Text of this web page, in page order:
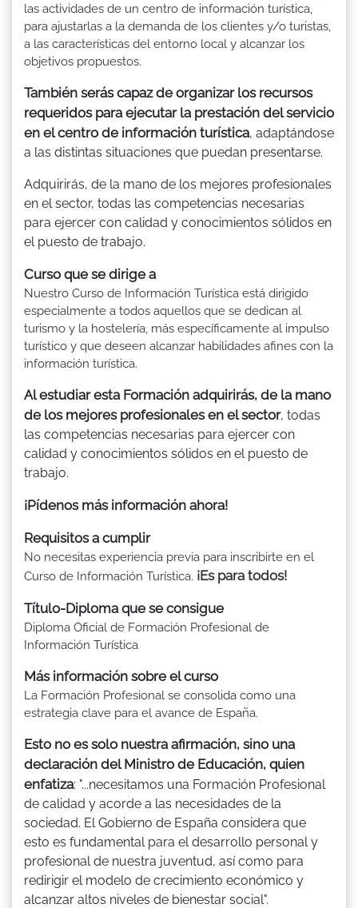
las actividades de un centro de información turística,
para ajustarlas a la demanda de los clientes y/o turistas,
a las características del entorno local y alcanzar los
objetivos propuestos.
También serás capaz de organizar los recursos
requeridos para ejecutar la prestación del servicio
en el centro de información turística, adaptándose
a las distintas situaciones que puedan presentarse.
Adquirirás, de la mano de los mejores profesionales
en el sector, todas las competencias necesarias
para ejercer con calidad y conocimientos sólidos en
el puesto de trabajo.
Curso que se dirige a
Nuestro Curso de Información Turística está dirigido
especialmente a todos aquellos que se dedican al
turismo y la hostelería, más específicamente al impulso
turístico y que deseen alcanzar habilidades afines con la
información turística.
Al estudiar esta Formación adquirirás, de la mano
de los mejores profesionales en el sector, todas
las competencias necesarias para ejercer con
calidad y conocimientos sólidos en el puesto de
trabajo.
¡Pídenos más información ahora!
Requisitos a cumplir
No necesitas experiencia previa para inscribirte en el
Curso de Información Turística. ¡Es para todos!
Título-Diploma que se consigue
Diploma Oficial de Formación Profesional de
Información Turística
Más información sobre el curso
La Formación Profesional se consolida como una
estrategia clave para el avance de España.
Esto no es solo nuestra afirmación, sino una
declaración del Ministro de Educación, quien
enfatiza: "...necesitamos una Formación Profesional
de calidad y acorde a las necesidades de la
sociedad. El Gobierno de España considera que
esto es fundamental para el desarrollo personal y
profesional de nuestra juventud, así como para
redirigir el modelo de crecimiento económico y
alcanzar altos niveles de bienestar social".